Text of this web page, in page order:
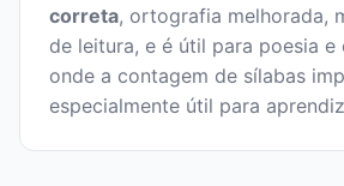
correta, ortografia melhorada,
de leitura, e é útil para poesia
onde a contagem de sílabas
especialmente útil para